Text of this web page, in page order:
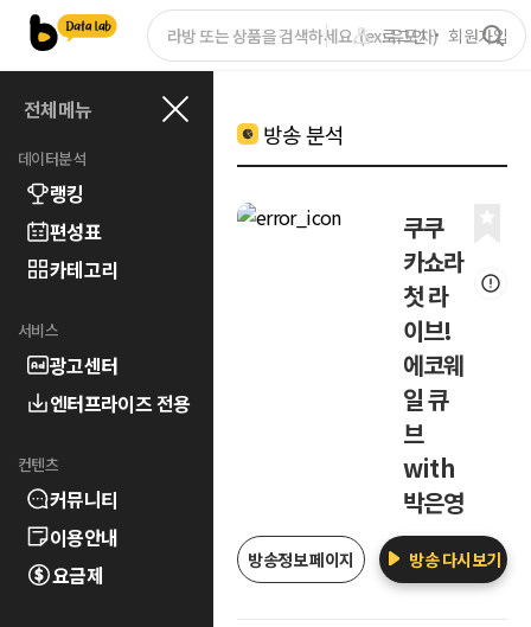
로그인 회원가입
전체메뉴
데이터분석
랭킹
편성표
카테고리
서비스
광고센터
엔터프라이즈 전용
컨텐츠
커뮤니티
이용안내
요금제
방송 분석
쿠쿠
카쇼라
첫 라
이브!
에코웨
일 큐
브
with
박은영
방송정보 페이지 방송 다시보기